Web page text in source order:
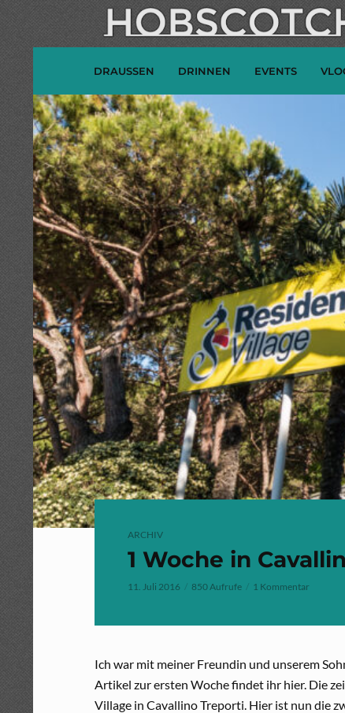
DRAUSSEN DRINNEN EVENTS
ARCHIV
1 Woche in
11. Juli 2016 850 Aufrufe 1 Kommentar
Ich war mit meiner Freundin und unserem
Artikel zur ersten Woche findet ihr hier. Die
Village in Cavallino Treporti. Hier ist nun die